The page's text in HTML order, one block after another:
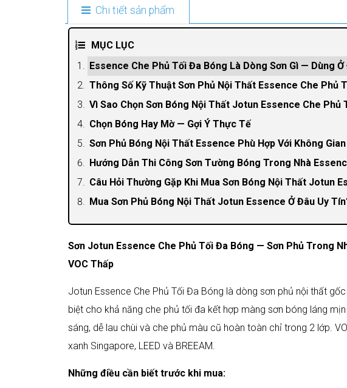
Chi tiết sản phẩm
MỤC LỤC
Essence Che Phủ Tối Đa Bóng Là Dòng Sơn Gì — Dùng Ở
Thông Số Kỹ Thuật Sơn Phủ Nội Thất Essence Che Phủ
Vì Sao Chọn Sơn Bóng Nội Thất Jotun Essence Che Phủ
Chọn Bóng Hay Mờ — Gợi Ý Thực Tế
Sơn Phủ Bóng Nội Thất Essence Phù Hợp Với Không
Hướng Dẫn Thi Công Sơn Tường Bóng Trong Nhà
Câu Hỏi Thường Gặp Khi Mua Sơn Bóng Nội Thất Jotun
Mua Sơn Phủ Bóng Nội Thất Jotun Essence Ở Đâu Uy
Sơn Jotun Essence Che Phủ Tối Đa Bóng — Sơn Phủ Trong
VOC Thấp
Jotun Essence Che Phủ Tối Đa Bóng là dòng sơn phủ nội thất
biệt cho khả năng che phủ tối đa kết hợp màng sơn bóng láng
sáng, dễ lau chùi và che phủ màu cũ hoàn toàn chỉ trong 2 lớp.
xanh Singapore, LEED và BREEAM.
Những điều cần biết trước khi mua: